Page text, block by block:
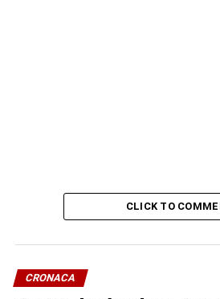
CLICK TO
CRONACA